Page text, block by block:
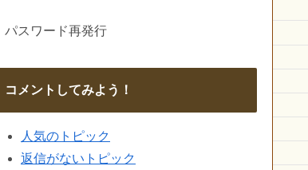
パスワード再発行
コメントしてみよう！
人気のトピック
返信がないトピック